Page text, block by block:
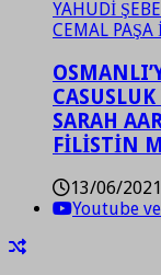
SARAH
FİLİSTİN
13/06/2021
Youtube